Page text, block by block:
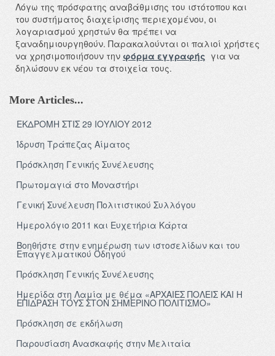
Λόγω της πρόσφατης αναβάθμισης του ιστότοπου και
του συστήματος διαχείρισης περιεχομένου, οι
λογαριασμού χρηστών θα πρέπει να
ξαναδημιουργηθούν. Παρακαλούνται οι παλιοί χρήστες
να χρησιμοποιήσουν την φόρμα εγγραφής για να
δηλώσουν εκ νέου τα στοιχεία τους.
More Articles...
ΕΚΔΡΟΜΗ ΣΤΙΣ 29 ΙΟΥΛΙΟΥ 2012
Ίδρυση Τράπεζας Αίματος
Πρόσκληση Γενικής Συνέλευσης
Πρωτομαγιά στο Μοναστήρι
Γενική Συνέλευση Πολιτιστικού Συλλόγου
Ημερολόγιο 2011 και Ευχετήρια Κάρτα
Βοηθήστε στην ενημέρωση των ιστοσελίδων και του
Επαγγελματικού Οδηγού
Πρόσκληση Γενικής Συνέλευσης
Ημερίδα στη Λαμία με θέμα «ΑΡΧΑΙΕΣ ΠΟΛΕΙΣ ΚΑΙ Η
ΕΠΙΔΡΑΣΗ ΤΟΥΣ ΣΤΟΝ ΣΗΜΕΡΙΝΟ ΠΟΛΙΤΙΣΜΟ»
Πρόσκληση σε εκδήλωση
Παρουσίαση Ανασκαφής στην Μελιταία